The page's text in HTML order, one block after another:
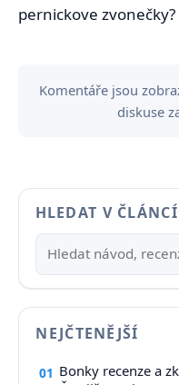
pernickove
Komentáře jsou
diskuse
HLEDAT V
NEJČTENĚJŠÍ
01 Bonky recenze a